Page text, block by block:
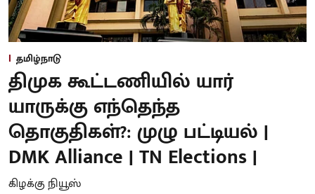
தமிழ்நாடு
திமுக கூட்டணியில் யார்
யாருக்கு எந்தெந்த
தொகுதிகள்?: முழு பட்டியல் |
DMK Alliance | TN Elections |
கிழக்கு நியூஸ்